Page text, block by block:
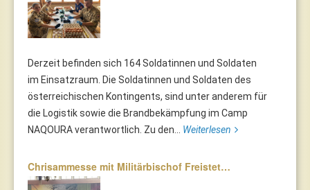
Derzeit befinden sich 164 Soldatinnen und Soldaten
im Einsatzraum. Die Soldatinnen und Soldaten des
österreichischen Kontingents, sind unter anderem für
die Logistik sowie die Brandbekämpfung im Camp
NAQOURA verantwortlich. Zu den... Weiterlesen
Chrisammesse mit Militärbischof Freistet…